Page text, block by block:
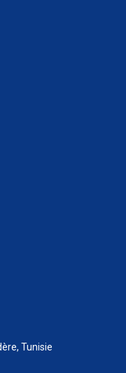
Tunisie